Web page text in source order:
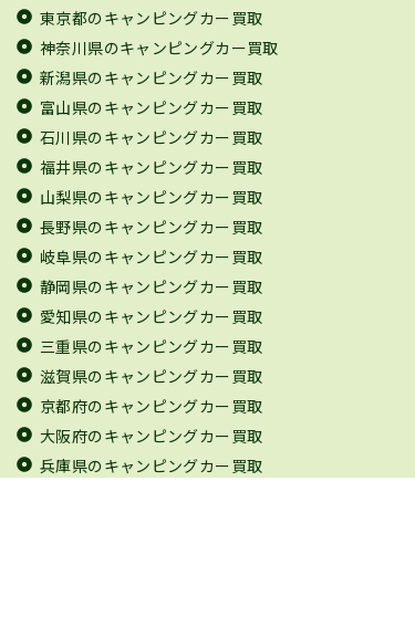
東京都のキャンピングカー買取
神奈川県のキャンピングカー買取
新潟県のキャンピングカー買取
富山県のキャンピングカー買取
石川県のキャンピングカー買取
福井県のキャンピングカー買取
山梨県のキャンピングカー買取
長野県のキャンピングカー買取
岐阜県のキャンピングカー買取
静岡県のキャンピングカー買取
愛知県のキャンピングカー買取
三重県のキャンピングカー買取
滋賀県のキャンピングカー買取
京都府のキャンピングカー買取
大阪府のキャンピングカー買取
兵庫県のキャンピングカー買取